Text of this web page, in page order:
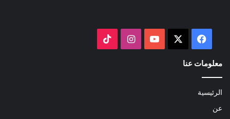
فيسبوك ‫YouTubeانستقرام
معلومات عنا
الرئيسية
عن